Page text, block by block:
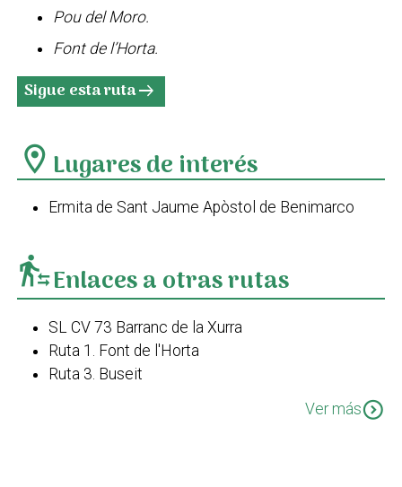
Pou del Moro.
Font de l’Horta.
Sigue esta rutaarrow_right_alt
location_on Lugares de interés
Ermita de Sant Jaume Apòstol de Benimarco
transfer_within_a_stationEnlaces a otras rutas
SL CV 73 Barranc de la Xurra
Ruta 1. Font de l'Horta
Ruta 3. Buseit
Ver másexpand_circle_down